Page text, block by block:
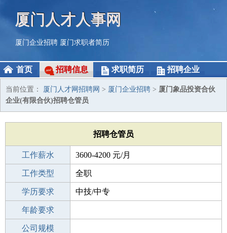
厦门人才人事网
厦门企业招聘 厦门求职者简历
首页 招聘信息 求职简历 招聘企业
当前位置： 厦门人才网招聘网 > 厦门企业招聘 > 厦门象品投资合伙
企业(有限合伙)招聘仓管员
招聘仓管员
工作薪水 3600-4200 元/月
招聘人数 1人
工作类型 全职
性别要求 -
学历要求 中技/中专
工作经验
年龄要求
工作地点
公司规模